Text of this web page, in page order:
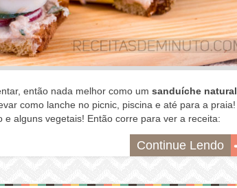
então nada melhor como um sanduíche natural
como lanche no picnic, piscina e até para a praia!
alguns vegetais! Então corre para ver a receita:
Continue Lendo